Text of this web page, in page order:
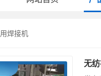
焊接机
无